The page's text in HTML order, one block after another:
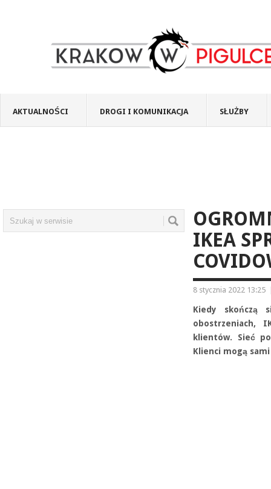
AKTUALNOŚCI DROGI I KOMUNIKACJA SŁUŻBY
IKEA
8 stycznia 2022 13:25
Kiedy skończą
obostrzeniach,
klientów. Sieć
Klienci mogą